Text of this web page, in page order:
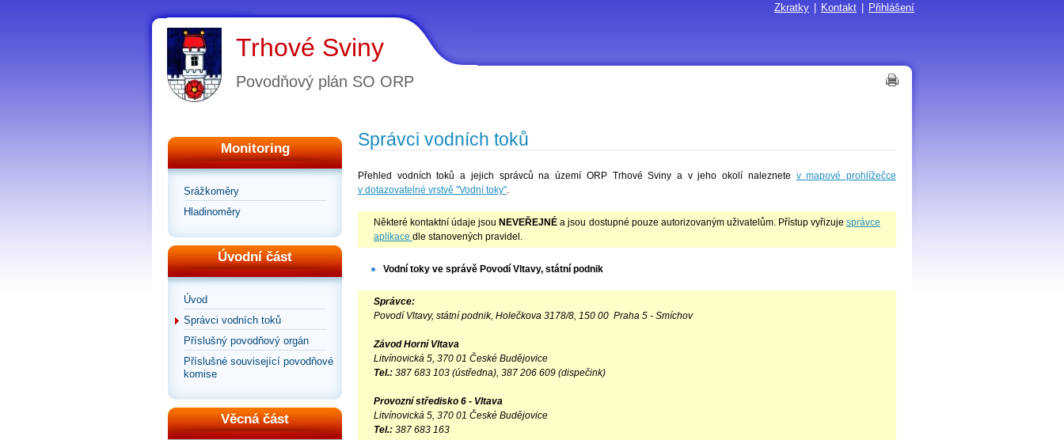
Zkratky Kontakt Přihlášení
Trhové Sviny
Povodňový plán SO ORP
Monitoring
Srážkoměry
Hladinoměry
Úvodní část
Úvod
Správci vodních toků
Příslušný povodňový orgán
Příslušné související povodňové
komise
Věcná část
Správci vodních toků
Přehled vodních toků a jejich správců na území ORP Trhové Sviny a v jeho okolí naleznete v mapové prohlížečce
v dotazovatelné vrstvě "Vodní toky".
Některé kontaktní údaje jsou NEVEŘEJNÉ a jsou dostupné pouze autorizovaným uživatelům. Přístup vyřizujesprávce
aplikace dle stanovených pravidel.
Vodní toky ve správě Povodí Vltavy, státní podnik
Správce:
Povodí Vltavy, státní podnik, Holečkova 3178/8, 150 00 Praha 5 - Smíchov
Závod Horní Vltava
Litvínovická 5, 370 01 České Budějovice
Tel.: 387 683 103 (ústředna), 387 206 609 (dispečink)
Provozní středisko 6 - Vltava
Litvínovická 5, 370 01 České Budějovice
Tel.: 387 683 163